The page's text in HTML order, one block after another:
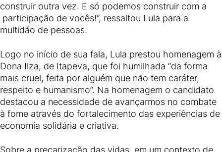
construir outra vez. E só podemos construir com a
participação de vocês!”, ressaltou Lula para a
multidão de pessoas.
Logo no início de sua fala, Lula prestou homenagem à
Dona Ilza, de Itapeva, que foi humilhada “da forma
mais cruel, feita por alguém que não tem caráter,
respeito e humanismo”. Na homenagem o candidato
destacou a necessidade de avançarmos no combate
à fome através do fortalecimento das experiências de
economia solidária e criativa.
Sobre a precarização das vidas, em um contexto de